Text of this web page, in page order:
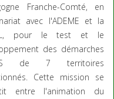
Franche-Comté, en
avec l'ADEME et la
pour le test et le
des démarches
de 7 territoires
Cette mission se
entre l'animation du